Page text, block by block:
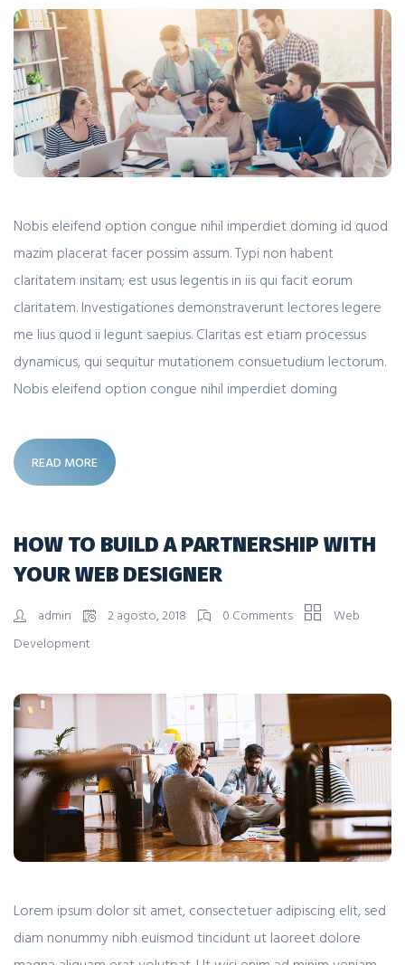
Nobis eleifend option congue nihil imperdiet doming id quod
mazim placerat facer possim assum. Typi non habent
claritatem insitam; est usus legentis in iis qui facit eorum
claritatem. Investigationes demonstraverunt lectores legere
me lius quod ii legunt saepius. Claritas est etiam processus
dynamicus, qui sequitur mutationem consuetudium lectorum.
Nobis eleifend option congue nihil imperdiet doming
READ MORE
HOW TO BUILD A PARTNERSHIP WITH
YOUR WEB DESIGNER
admin 2 agosto, 2018 0 Comments
Web
Development
Lorem ipsum dolor sit amet, consectetuer adipiscing elit, sed
diam nonummy nibh euismod tincidunt ut laoreet dolore